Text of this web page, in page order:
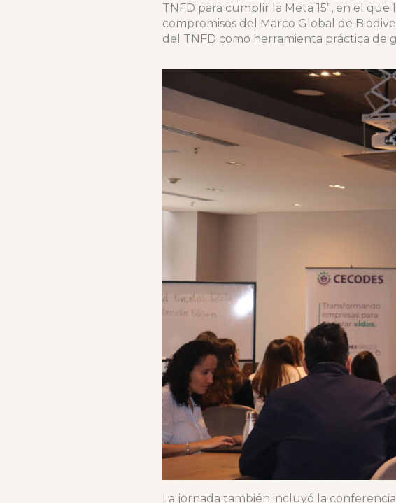
TNFD para cumplir la Meta 15”, en el
compromisos del Marco Global de
del TNFD como herramienta práctica de
La jornada también incluyó la